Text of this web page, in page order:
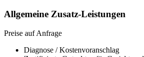
Allgemeine Zusatz-Leistungen
Preise auf Anfrage
Diagnose / Kostenvoranschlag